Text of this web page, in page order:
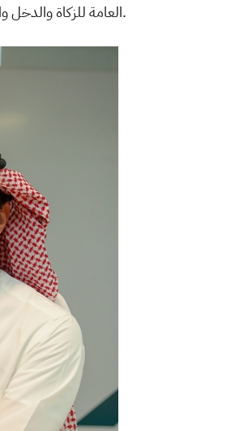
العامة للزكاة والدخل والهيئة السعودية للمحاسبين القانونيين نحو تأهيل كوادر سعودية متخصصة وفق أعلى مستويات الجودة للإسهام في تطوير القطاع المحاسبي بالمملكة.